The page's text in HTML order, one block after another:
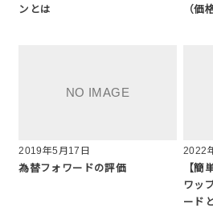
ンとは
（価
2019年5月17日
為替フォワードの評価
2022
【簡
ワッ
ード